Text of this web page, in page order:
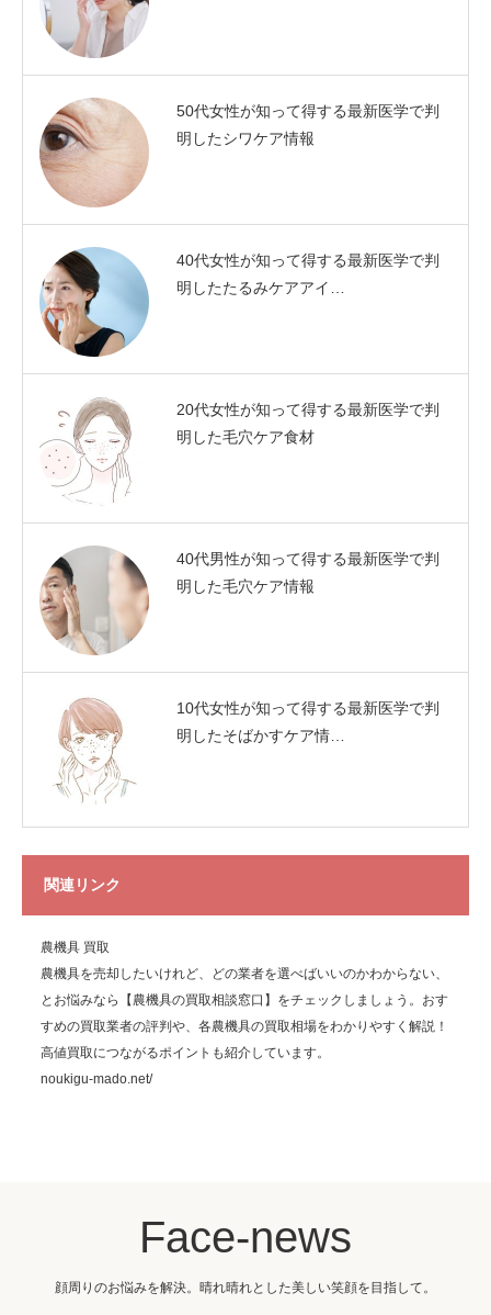
50代女性が知って得する最新医学で判
明したシワケア情報
40代女性が知って得する最新医学で判
明したたるみケアアイ…
20代女性が知って得する最新医学で判
明した毛穴ケア食材
40代男性が知って得する最新医学で判
明した毛穴ケア情報
10代女性が知って得する最新医学で判
明したそばかすケア情…
関連リンク
農機具 買取
農機具を売却したいけれど、どの業者を選べばいいのかわからない、
とお悩みなら【農機具の買取相談窓口】をチェックしましょう。おす
すめの買取業者の評判や、各農機具の買取相場をわかりやすく解説！
高値買取につながるポイントも紹介しています。
noukigu-mado.net/
Face-news
顔周りのお悩みを解決。晴れ晴れとした美しい笑顔を目指して。